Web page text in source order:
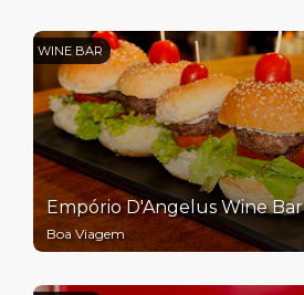
WINE BAR
Empório D'Angelus Wine Bar
Boa Viagem